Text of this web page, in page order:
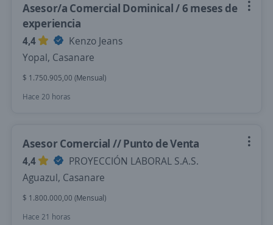
Asesor/a Comercial Dominical / 6 meses de
experiencia
4,4
Kenzo Jeans
Yopal, Casanare
$ 1.750.905,00 (Mensual)
Hace 20 horas
Asesor Comercial // Punto de Venta
4,4
PROYECCIÓN LABORAL S.A.S.
Aguazul, Casanare
$ 1.800.000,00 (Mensual)
Hace 21 horas